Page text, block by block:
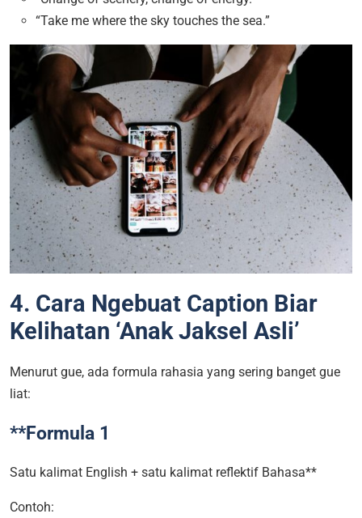
“Take me where the sky touches the sea.”
4. Cara Ngebuat Caption Biar
Kelihatan ‘Anak Jaksel Asli’
Menurut gue, ada formula rahasia yang sering banget gue
liat:
**Formula 1
Satu kalimat English + satu kalimat reflektif Bahasa**
Contoh: